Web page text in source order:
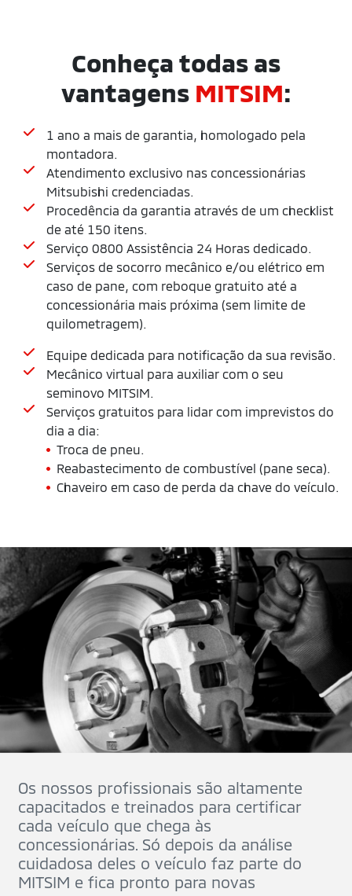
Conheça todas as
vantagens MITSIM:
1 ano a mais de garantia, homologado pela
montadora.
Atendimento exclusivo nas concessionárias
Mitsubishi credenciadas.
Procedência da garantia através de um checklist
de até 150 itens.
Serviço 0800 Assistência 24 Horas dedicado.
Serviços de socorro mecânico e/ou elétrico em
caso de pane, com reboque gratuito até a
concessionária mais próxima (sem limite de
quilometragem).
Equipe dedicada para notificação da sua revisão.
Mecânico virtual para auxiliar com o seu
seminovo MITSIM.
Serviços gratuitos para lidar com imprevistos do
dia a dia:
Troca de pneu.
Reabastecimento de combustível (pane seca).
Chaveiro em caso de perda da chave do veículo.
Os nossos profissionais são altamente
capacitados e treinados para certificar
cada veículo que chega às
concessionárias. Só depois da análise
cuidadosa deles o veículo faz parte do
MITSIM e fica pronto para novas